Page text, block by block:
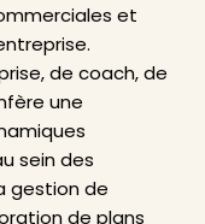
et
de coach, de
une
sein des
gestion de
de plans